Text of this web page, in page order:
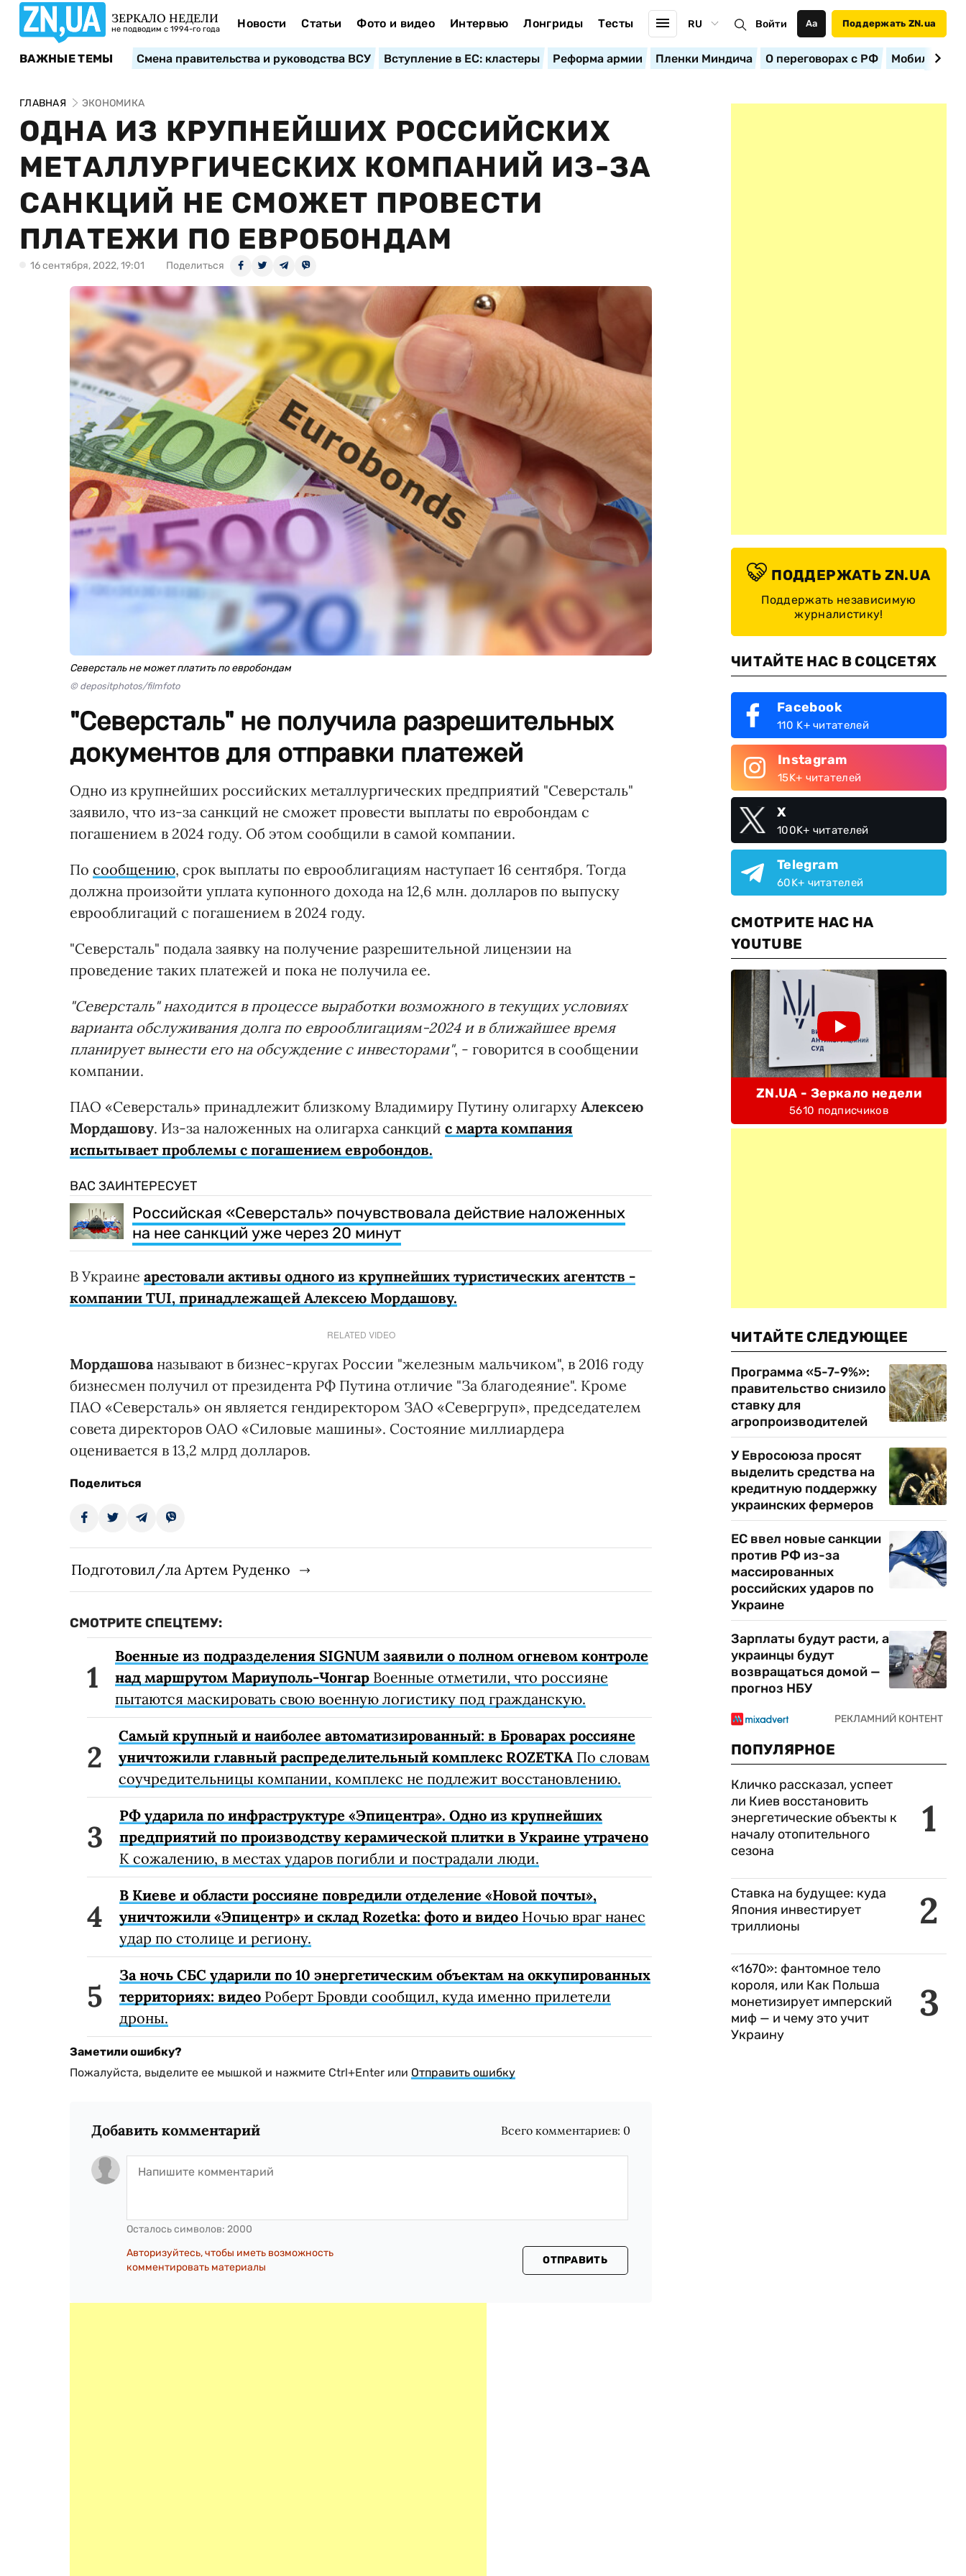
ЗЕРКАЛО НЕДЕЛИ
не подводим с 1994-го года Новости Статьи Фото и видео Интервью Лонгриды Тесты RU Войти Аа Поддержать ZN.ua
ВАЖНЫЕ ТЕМЫ Смена правительства и руководства ВСУ Вступление в ЕС: кластеры Реформа армии Пленки Миндича О переговорах с РФ
ГЛАВНАЯ ЭКОНОМИКА
ОДНА ИЗ КРУПНЕЙШИХ РОССИЙСКИХ
МЕТАЛЛУРГИЧЕСКИХ КОМПАНИЙ ИЗ-ЗА
САНКЦИЙ НЕ СМОЖЕТ ПРОВЕСТИ
ПЛАТЕЖИ ПО ЕВРОБОНДАМ
16 сентября, 2022, 19:01 Поделиться
Северсталь не может платить по евробондам
© depositphotos/filmfoto
"Северсталь" не получила разрешительных
документов для отправки платежей
Одно из крупнейших российских металлургических предприятий "Северсталь"
заявило, что из-за санкций не сможет провести выплаты по евробондам с
погашением в 2024 году. Об этом сообщили в самой компании.
По сообщению, срок выплаты по еврооблигациям наступает 16 сентября. Тогда
должна произойти уплата купонного дохода на 12,6 млн. долларов по выпуску
еврооблигаций с погашением в 2024 году.
"Северсталь" подала заявку на получение разрешительной лицензии на
проведение таких платежей и пока не получила ее.
"Северсталь" находится в процессе выработки возможного в текущих условиях
варианта обслуживания долга по еврооблигациям-2024 и в ближайшее время
планирует вынести его на обсуждение с инвесторами", - говорится в сообщении
компании.
ПАО «Северсталь» принадлежит близкому Владимиру Путину олигарху Алексею
Мордашову. Из-за наложенных на олигарха санкций с марта компания
испытывает проблемы с погашением евробондов.
ВАС ЗАИНТЕРЕСУЕТ
Российская «Северсталь» почувствовала действие наложенных
на нее санкций уже через 20 минут
В Украине арестовали активы одного из крупнейших туристических агентств -
компании TUI, принадлежащей Алексею Мордашову.
RELATED VIDEO
Мордашованазывают в бизнес-кругах России "железным мальчиком", в 2016 году
бизнесмен получил от президента РФ Путина отличие "За благодеяние". Кроме
ПАО «Северсталь» он является гендиректором ЗАО «Севергруп», председателем
совета директоров ОАО «Силовые машины». Состояние миллиардера
оценивается в 13,2 млрд долларов.
Поделиться
Подготовил/ла Артем Руденко
СМОТРИТЕ СПЕЦТЕМУ:
Военные из подразделения SIGNUM заявили о полном огневом контроле
над маршрутом Мариуполь-Чонгар Военные отметили, что россияне
пытаются маскировать свою военную логистику под гражданскую.
Самый крупный и наиболее автоматизированный: в Броварах россияне
уничтожили главный распределительный комплекс ROZETKAПо словам
соучредительницы компании, комплекс не подлежит восстановлению.
РФ ударила по инфраструктуре «Эпицентра». Одно из крупнейших
предприятий по производству керамической плитки в Украине утрачено
К сожалению, в местах ударов погибли и пострадали люди.
В Киеве и области россияне повредили отделение «Новой почты»,
уничтожили «Эпицентр» и склад Rozetka: фото и видео Ночью враг нанес
удар по столице и региону.
За ночь СБС ударили по 10 энергетическим объектам на оккупированных
территориях: видео Роберт Бровди сообщил, куда именно прилетели
дроны.
Заметили ошибку?
Пожалуйста, выделите ее мышкой и нажмите Ctrl+Enter или Отправить ошибку
Добавить комментарий Всего комментариев: 0
Осталось символов: 2000
Авторизуйтесь, чтобы иметь возможность
комментировать материалы
ОТПРАВИТЬ
ПОДДЕРЖАТЬ ZN.UA
Поддержать независимую
журналистику!
ЧИТАЙТЕ НАС В СОЦСЕТЯХ
Facebook
110 K+ читателей
Instagram
15K+ читателей
X
100K+ читателей
Telegram
60K+ читателей
СМОТРИТЕ НАС НА
YOUTUBE
ZN.UA - Зеркало недели
5610 подписчиков
ЧИТАЙТЕ СЛЕДУЮЩЕЕ
Программа «5-7-9%»:
правительство снизило
ставку для
агропроизводителей
У Евросоюза просят
выделить средства на
кредитную поддержку
украинских фермеров
ЕС ввел новые санкции
против РФ из-за
массированных
российских ударов по
Украине
Зарплаты будут расти, а
украинцы будут
возвращаться домой —
прогноз НБУ
ПОПУЛЯРНОЕ
1
Кличко рассказал, успеет
ли Киев восстановить
энергетические объекты к
началу отопительного
сезона
2
Ставка на будущее: куда
Япония инвестирует
триллионы
3
«1670»: фантомное тело
короля, или Как Польша
монетизирует имперский
миф — и чему это учит
Украину